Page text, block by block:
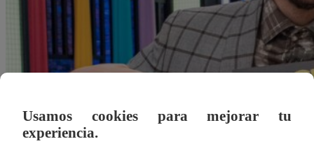
Usamos cookies para mejorar tu
experiencia.